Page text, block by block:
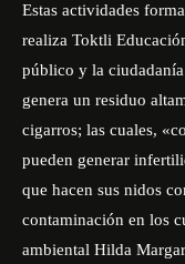
Estas actividades
realiza Toktli
público y la
genera un residuo
cigarros; las cuales,
pueden generar
que hacen sus nidos
contaminación en los
ambiental Hilda